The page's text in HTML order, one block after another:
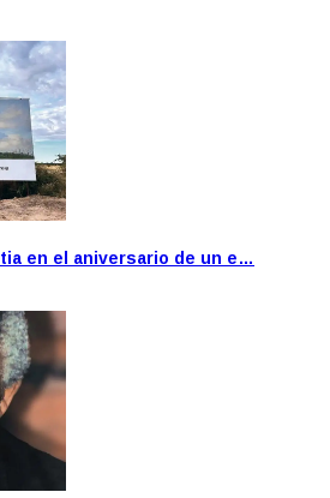
en el aniversario de un e…